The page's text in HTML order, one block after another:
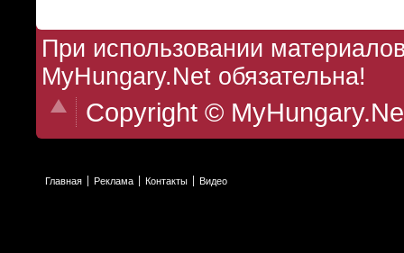
При использовании
MyHungary.Net обязательна!
Copyright ©
Главная Реклама Контакты Видео